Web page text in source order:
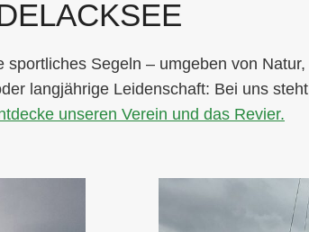
Segeln – umgeben von Natur,
langjährige Leidenschaft: Bei uns steht
unseren Verein und das Revier.